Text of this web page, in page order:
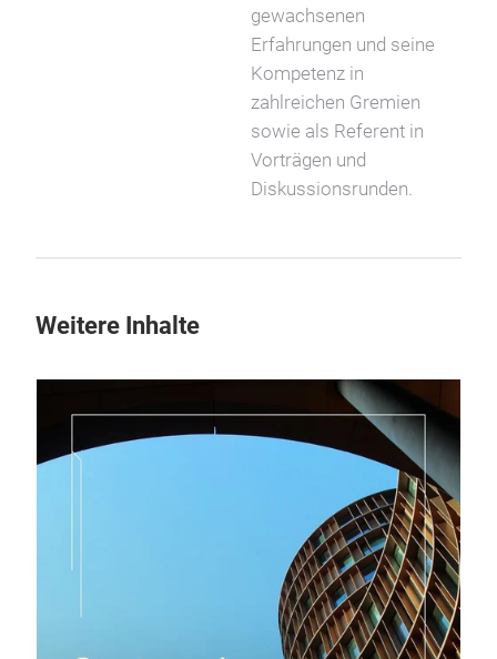
gewachsenen
Erfahrungen und seine
Kompetenz in
zahlreichen Gremien
sowie als Referent in
Vorträgen und
Diskussionsrunden.
Weitere Inhalte